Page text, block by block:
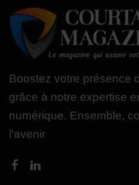
Boostez votre présence
grâce à notre expertise
numérique. Ensemble,
l'avenir